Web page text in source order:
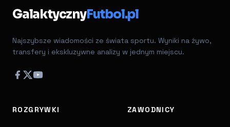
GalaktycznyFutbol.pl
Najszybsze wiadomości ze świata sportu. Wyniki na żywo,
transfery i ekskluzywne analizy w jednym miejscu.
ROZGRYWKI ZAWODNICY